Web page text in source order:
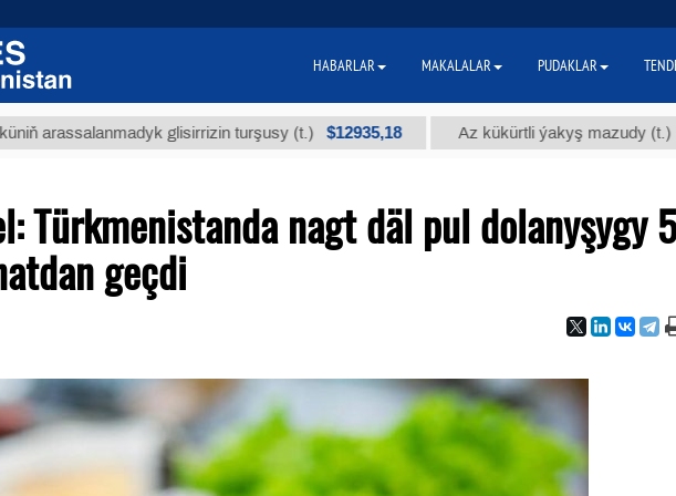
glisirrizin turşusy (t.) $12935,18 Az kükürtli ýakyş mazudy (t.) $300
Türkmenistanda nagt däl pul dolanyşygy
geçdi
HABARLAR MAKALALAR PUDAKLAR